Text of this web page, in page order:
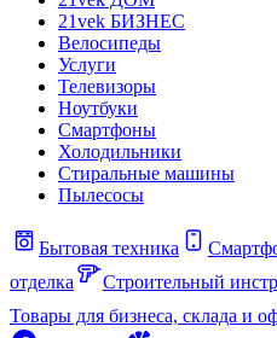
21vek БИЗНЕС
Велосипеды
Услуги
Телевизоры
Ноутбуки
Смартфоны
Холодильники
Стиральные машины
Пылесосы
Бытовая техника
отделка
Строительный
Товары для бизнеса, склада и